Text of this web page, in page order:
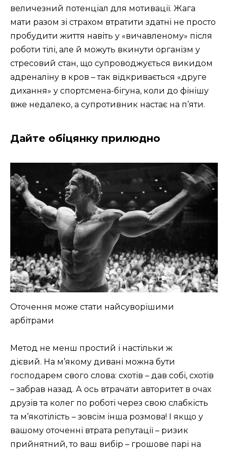
величезний потенціал для мотивації. Жага
мати разом зі страхом втратити здатні не просто
пробудити життя навіть у «вичавленому» після
роботи тілі, але й можуть вкинути організм у
стресовий стан, що супроводжується викидом
адреналіну в кров – так відкривається «друге
дихання» у спортсмена-бігуна, коли до фінішу
вже недалеко, а супротивник настає на п’яти.
Дайте обіцянку прилюдно
Оточення може стати найсуворішими
арбітрами
Метод не менш простий і настільки ж
дієвий. На м’якому дивані можна бути
господарем свого слова: схотів – дав собі, схотів
– забрав назад. А ось втрачати авторитет в очах
друзів та колег по роботі через свою слабкість
та м’якотілість – зовсім інша розмова! І якщо у
вашому оточенні втрата репутації – ризик
прийнятний, то ваш вибір – грошове парі на